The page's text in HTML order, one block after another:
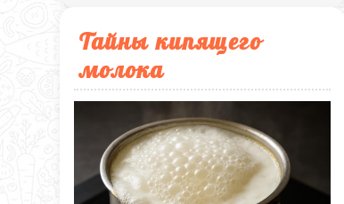
Тайны кипящего
молока